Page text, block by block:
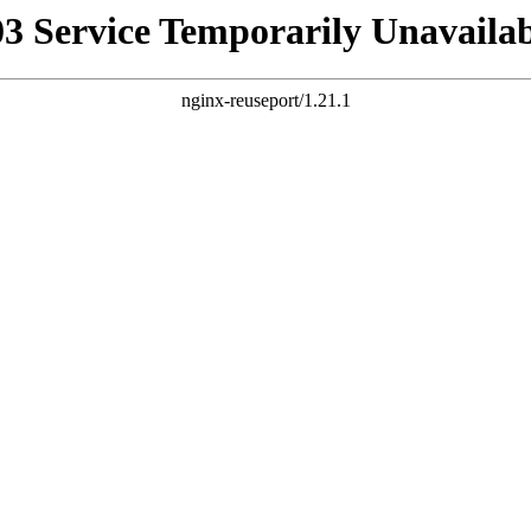
Service Temporarily
nginx-reuseport/1.21.1